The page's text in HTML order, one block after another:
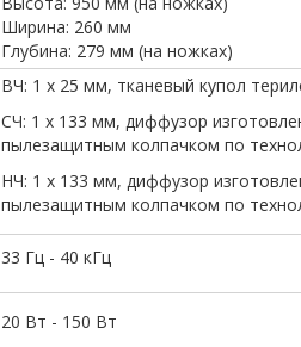
Ширина: 260 мм
Глубина: 279 мм (на ножках)
ВЧ: 1 х 25 мм, тканевый купол
CЧ: 1 х 133 мм, диффузор
пылезащитным колпачком по
НЧ: 1 х 133 мм, диффузор
пылезащитным колпачком по
33 Гц - 40 кГц
20 Вт - 150 Вт